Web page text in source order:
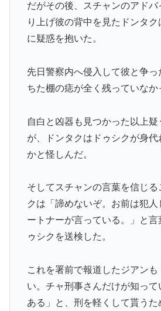
だがその後、スチャンのアドバ
り上げ彼の背中を見たドンタ
に疑惑を抱いた。
先日警察内へ侵入して彼と争
ちた棚の痣が全く残っていなか
自白と凶器も見つかった以上
が、ドンタクはドゥシクが身
かと怪しんだ。
そしてスチャンの言葉を信じる
クは「諦めないぞ。お前は犯
ートナーが言っている。」と言
ゥシクを送検した。
これを署前で報道したジアン
い。チャ刑事さんだけが知って
ある」と、刑を軽くして貰う